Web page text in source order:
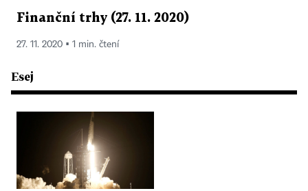
Finanční trhy (27. 11. 2020)
27. 11. 2020 ▪ 1 min. čtení
Esej